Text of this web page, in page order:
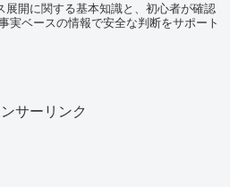
開に関する基本知識と、初心者が確認
実ベースの情報で安全な判断をサポート
サーリンク